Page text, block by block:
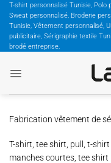
Passer
contenu
T-shirt personnalisé Tunisie, Polo
Sweat personnalisé, Broderie
Tunisie, Vêtement personnalisé,
publicitaire, Sérigraphie textile
brodé entreprise,
Fabrication vêtement de
T-shirt, tee shirt, pull, t-
manches courtes, tee